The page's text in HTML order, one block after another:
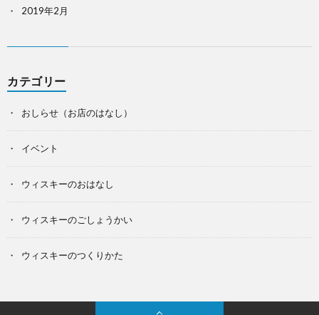
2019年2月
カテゴリー
おしらせ（お店のはなし）
イベント
ウィスキーのおはなし
ウィスキーのごしょうかい
ウィスキーのつくりかた